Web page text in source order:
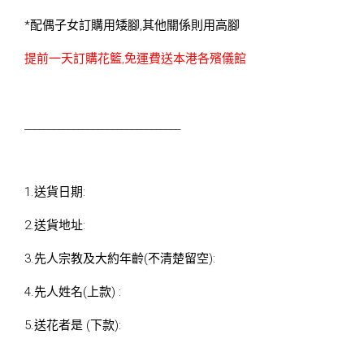
*配偶子女訂購用矮腳,其他關係則用高腳
提前一天訂購花籃,免運費送本港各殯儀館
1.送貨日期:
2.送貨地址:
3.先人宗教及大約年齡(不清楚留空):
4.先人姓名(上款) :
5.送花者是 (下款):